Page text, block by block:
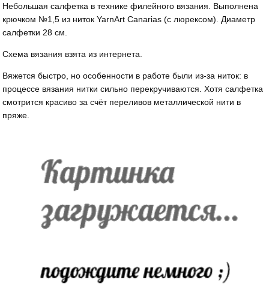
Небольшая салфетка в технике филейного вязания. Выполнена
крючком №1,5 из ниток YarnArt Canarias (с люрексом). Диаметр
салфетки 28 см.
Схема вязания взята из интернета.
Вяжется быстро, но особенности в работе были из-за ниток: в
процессе вязания нитки сильно перекручиваются. Хотя салфетка
смотрится красиво за счёт переливов металлической нити в
пряже.